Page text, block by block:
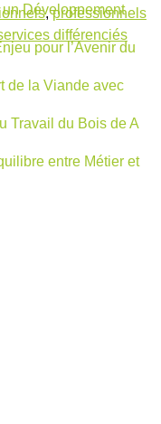
,professionnels
différenciés
Développement
pour l’Avenir du
de la Viande avec
Travail du Bois de A
entre Métier et